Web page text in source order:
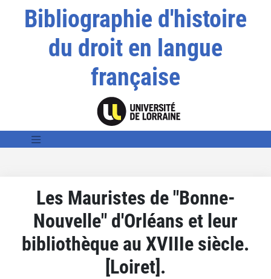
Bibliographie d'histoire
du droit en langue
française
Les Mauristes de "Bonne-
Nouvelle" d'Orléans et leur
bibliothèque au XVIIIe siècle.
[Loiret].